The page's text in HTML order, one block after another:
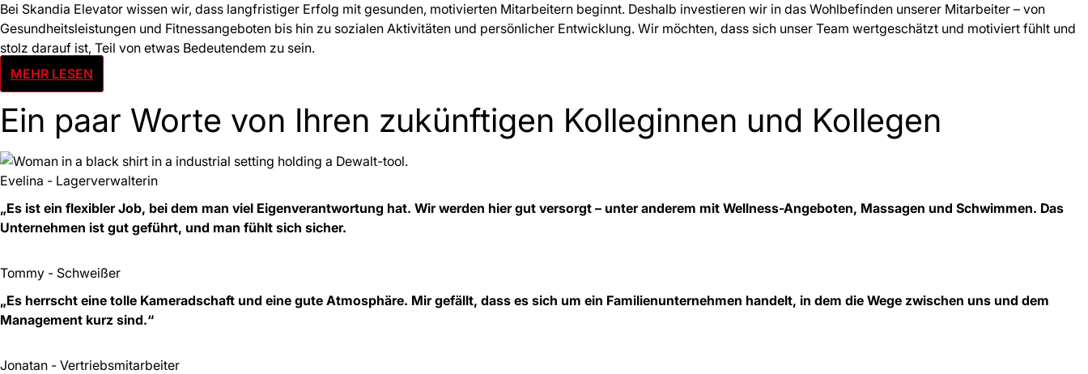
Bei Skandia Elevator wissen wir, dass langfristiger Erfolg mit gesunden, motivierten Mitarbeitern beginnt. Deshalb investieren wir in das Wohlbefinden unserer Mitarbeiter – von
Gesundheitsleistungen und Fitnessangeboten bis hin zu sozialen Aktivitäten und persönlicher Entwicklung. Wir möchten, dass sich unser Team wertgeschätzt und motiviert fühlt und
stolz darauf ist, Teil von etwas Bedeutendem zu sein.
MEHR LESEN
Ein paar Worte von Ihren zukünftigen Kolleginnen und Kollegen
Evelina - Lagerverwalterin
„Es ist ein flexibler Job, bei dem man viel Eigenverantwortung hat. Wir werden hier gut versorgt – unter anderem mit Wellness-Angeboten, Massagen und Schwimmen. Das
Unternehmen ist gut geführt, und man fühlt sich sicher.
Tommy - Schweißer
„Es herrscht eine tolle Kameradschaft und eine gute Atmosphäre. Mir gefällt, dass es sich um ein Familienunternehmen handelt, in dem die Wege zwischen uns und dem
Management kurz sind.“
Jonatan - Vertriebsmitarbeiter